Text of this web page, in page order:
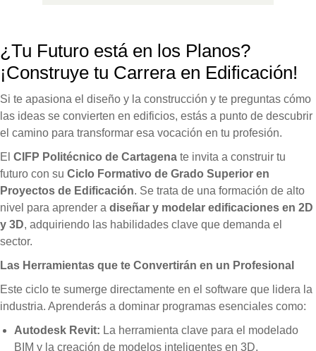
¿Tu Futuro está en los Planos?
¡Construye tu Carrera en Edificación!
Si te apasiona el diseño y la construcción y te preguntas cómo
las ideas se convierten en edificios, estás a punto de descubrir
el camino para transformar esa vocación en tu profesión.
El CIFP Politécnico de Cartagena te invita a construir tu
futuro con su Ciclo Formativo de Grado Superior en
Proyectos de Edificación. Se trata de una formación de alto
nivel para aprender a diseñar y modelar edificaciones en 2D
y 3D, adquiriendo las habilidades clave que demanda el
sector.
Las Herramientas que te Convertirán en un Profesional
Este ciclo te sumerge directamente en el software que lidera la
industria. Aprenderás a dominar programas esenciales como:
Autodesk Revit: La herramienta clave para el modelado
BIM y la creación de modelos inteligentes en 3D.